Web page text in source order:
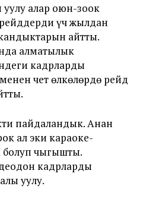
алар оюн-зоок
үч жылдан
айтты.
алматылык
кадрларды
чет өлкөлөрдө рейд
пайдаландык. Анан
ал эки караоке-
болуп чыгышты.
кадрларды
уулу.